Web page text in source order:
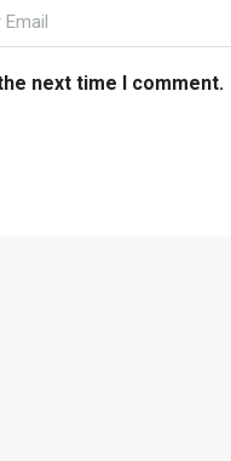
next time I comment.